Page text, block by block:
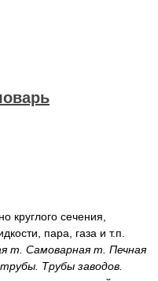
круглого сечения,
пара, газа и т.п.
т. Самоварная т. Печная
Трубы заводов.